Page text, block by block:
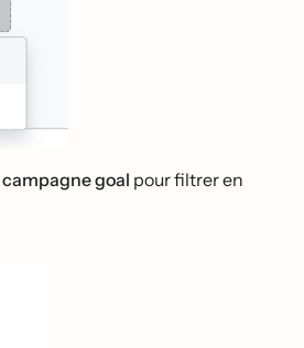
campagne goal pour filtrer en